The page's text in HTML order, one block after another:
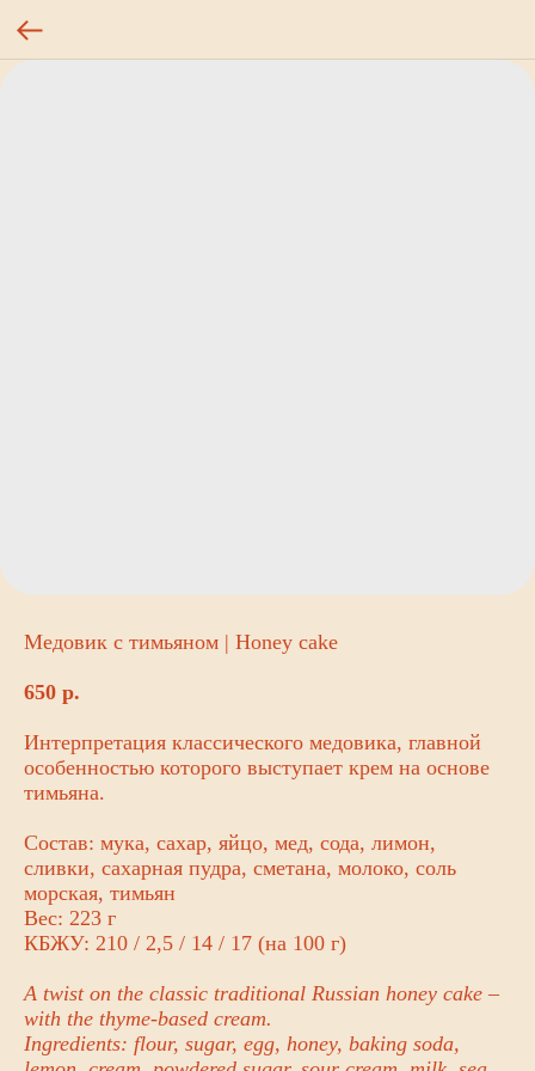
Медовик с тимьяном | Honey cake
650 р.
Интерпретация классического медовика, главной
особенностью которого выступает крем на основе
тимьяна.
Состав: мука, сахар, яйцо, мед, сода, лимон,
сливки, сахарная пудра, сметана, молоко, соль
морская, тимьян
Вес: 223 г
КБЖУ: 210 / 2,5 / 14 / 17 (на 100 г)
A twist on the classic traditional Russian honey cake –
with the thyme-based cream.
Ingredients: flour, sugar, egg, honey, baking soda,